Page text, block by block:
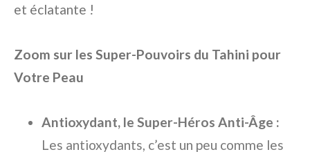
et éclatante !
Zoom sur les Super-Pouvoirs du Tahini pour
Votre Peau
Antioxydant, le Super-Héros Anti-Âge :
Les antioxydants, c’est un peu comme les